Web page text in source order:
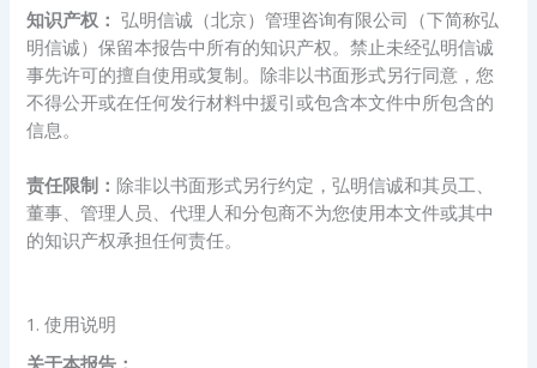
知识产权： 弘明信诚（北京）管理咨询有限公司（下简称弘
明信诚）保留本报告中所有的知识产权。禁止未经弘明信诚
事先许可的擅自使用或复制。除非以书面形式另行同意，您
不得公开或在任何发行材料中援引或包含本文件中所包含的
信息。
责任限制： 除非以书面形式另行约定，弘明信诚和其员工、
董事、管理人员、代理人和分包商不为您使用本文件或其中
的知识产权承担任何责任。
1. 使用说明
关于本报告：